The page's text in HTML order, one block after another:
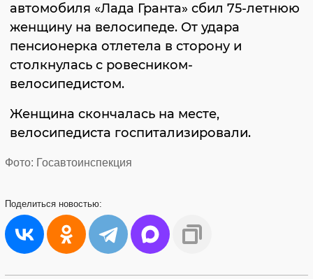
автомобиля «Лада Гранта» сбил 75-летнюю
женщину на велосипеде. От удара
пенсионерка отлетела в сторону и
столкнулась с ровесником-
велосипедистом.
Женщина скончалась на месте,
велосипедиста госпитализировали.
Фото: Госавтоинспекция
Поделиться новостью: